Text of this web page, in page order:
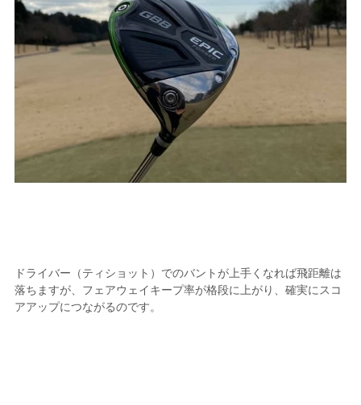
ドライバー（ティショット）でのバントが上手くなれば飛距離は
落ちますが、フェアウェイキープ率が格段に上がり、確実にスコ
アアップにつながるのです。